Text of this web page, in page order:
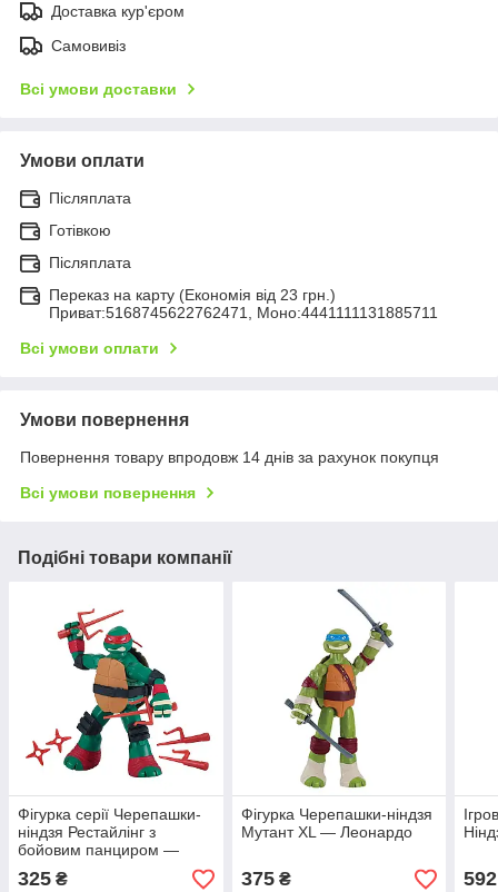
Доставка кур'єром
Самовивіз
Всі умови доставки
Умови оплати
Післяплата
Готівкою
Післяплата
Переказ на карту (Економія від 23 грн.)
Приват:5168745622762471, Моно:4441111131885711
Всі умови оплати
Умови повернення
Повернення товару впродовж 14 днів за рахунок покупця
Всі умови повернення
Подібні товари компанії
Фігурка серії Черепашки-
ніндзя Рестайлінг з
бойовим панциром —
Рафаель
325 ₴
Фігурка Черепашки-ніндзя
Мутант XL — Леонардо
375₴ 592